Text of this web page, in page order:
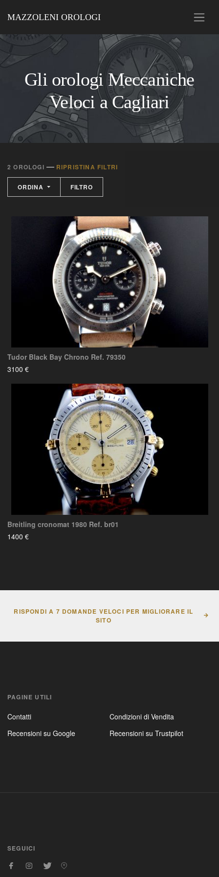
MAZZOLENI OROLOGI
Gli orologi Meccaniche
Veloci a Cagliari
2 OROLOGI — RIPRISTINA FILTRI
ORDINA FILTRO
Tudor Black Bay Chrono Ref. 79350
3100 €
Breitling cronomat 1980 Ref. br01
1400 €
RISPONDI A 7 DOMANDE VELOCI PER MIGLIORARE IL
SITO
PAGINE UTILI
Contatti
Condizioni di Vendita
Recensioni su Google
Recensioni su Trustpilot
SEGUICI